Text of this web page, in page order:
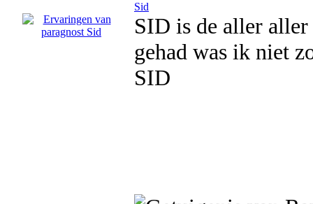
Sid
SID is de aller
gehad was ik niet
SID